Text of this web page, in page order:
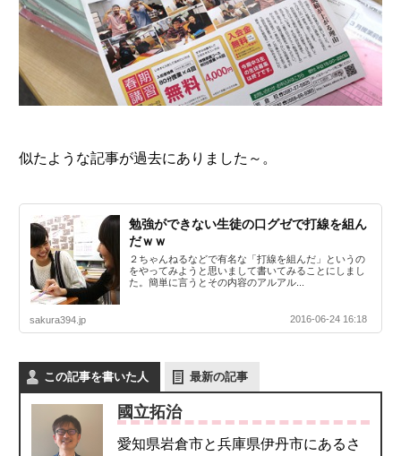
似たような記事が過去にありました～。
勉強ができない生徒の口グゼで打線を組ん
だｗｗ
２ちゃんねるなどで有名な「打線を組んだ」というの
をやってみようと思いまして書いてみることにしまし
た。簡単に言うとその内容のアルアル...
sakura394.jp 2016-06-24 16:18
この記事を書いた人 最新の記事
國立拓治
愛知県岩倉市と兵庫県伊丹市にあるさ